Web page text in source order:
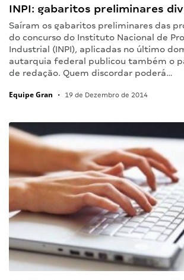
INPI: gabaritos preliminares
Saíram os gabaritos preliminares das
do concurso do Instituto Nacional de
Industrial (INPI), aplicadas no último
autarquia federal publicou também o
de redação. Quem discordar poderá…
Equipe Gran • 19 de Dezembro de 2014